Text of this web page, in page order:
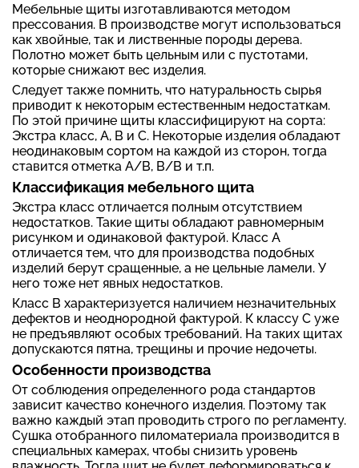
Мебельные щиты изготавливаются методом
прессования. В производстве могут использоваться
как хвойные, так и лиственные породы дерева.
Полотно может быть цельным или с пустотами,
которые снижают вес изделия.
Следует также помнить, что натуральность сырья
приводит к некоторым естественным недостаткам.
По этой причине щиты классифицируют на сорта:
Экстра класс, A, B и C. Некоторые изделия обладают
неодинаковым сортом на каждой из сторон, тогда
ставится отметка A/B, B/B и т.п.
Классификация мебельного щита
Экстра класс отличается полным отсутствием
недостатков. Такие щиты обладают равномерным
рисунком и одинаковой фактурой. Класс А
отличается тем, что для производства подобных
изделий берут сращенные, а не цельные ламели. У
него тоже нет явных недостатков.
Класс В характеризуется наличием незначительных
дефектов и неоднородной фактурой. К классу С уже
не предъявляют особых требований. На таких щитах
допускаются пятна, трещины и прочие недочеты.
Особенности производства
От соблюдения определенного рода стандартов
зависит качество конечного изделия. Поэтому так
важно каждый этап проводить строго по регламенту.
Сушка отобранного пиломатериала производится в
специальных камерах, чтобы снизить уровень